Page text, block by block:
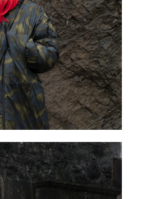
es porque a la